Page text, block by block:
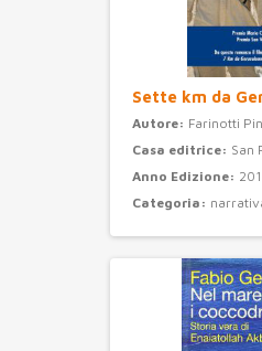
Sette km da
Autore: Farinotti
Casa editrice: San
Anno Edizione:
Categoria: